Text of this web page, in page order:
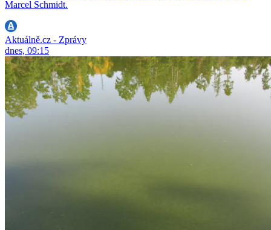
Marcel Schmidt.
Aktuálně.cz - Zprávy
dnes, 09:15